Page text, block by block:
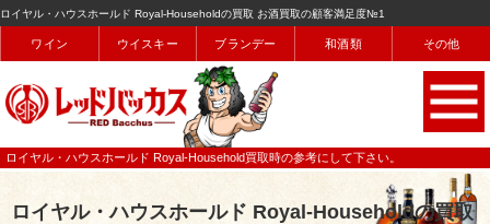
ロイヤル・ハウスホールド Royal-Householdの買取 お酒買取の顧客満足度№1
ワイン ウイスキー ブランデー 和酒類 その他
ロイヤル・ハウスホールド Royal-Household買取時の参考にして下さい。
ロイヤル・ハウスホールド Royal-Householdの買取